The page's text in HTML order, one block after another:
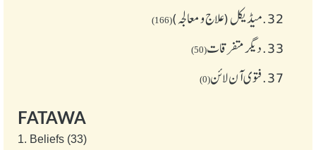
32. میڈیکل (علاج و معالجہ)(166)
33. دیگر متفرقات(50)
37. فتوی آن لائن(0)
FATAWA
1. Beliefs (33)